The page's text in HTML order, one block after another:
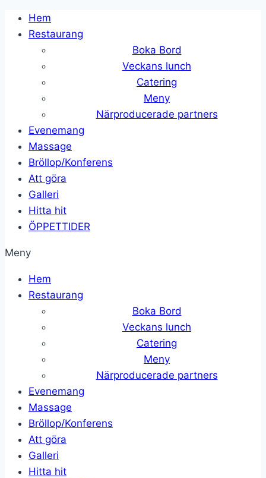
Skip
Hem
Restaurang
Boka Bord
Veckans lunch
Catering
Meny
Närproducerade partners
Evenemang
Massage
Bröllop/Konferens
Att göra
Galleri
Hitta hit
ÖPPETTIDER
Meny
Hem
Restaurang
Boka Bord
Veckans lunch
Catering
Meny
Närproducerade partners
Evenemang
Massage
Bröllop/Konferens
Att göra
Galleri
Hitta hit